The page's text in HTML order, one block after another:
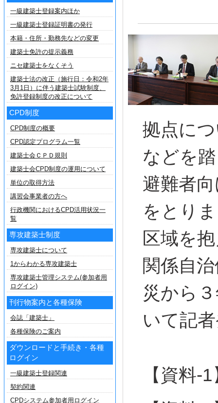
拠点に
などを
避難者
をとり
区域を
関係自
災から
いて記
【資料-
一級建築士登録案内ほか
一級建築士登録証明書の発行
本籍・住所・勤務先などの変更
建築士免許の提示義務
ニセ建築士をなくそう
建築士法の改正（施行日：令和2年
3月1日）に伴う建築士試験制度、
免許登録制度の改正について
CPD制度
CPD制度の概要
CPD認定プログラム一覧
建築士会ＣＰＤ規則
建築士会CPD制度の運用について
単位の取得方法
講習会事業者の方へ
行政機関におけるCPD活用状況一
覧
専攻建築士制度
専攻建築士について
1からわかる専攻建築士
専攻建築士管理システム(参加者用
ログイン)
刊行物案内と各種保険
会誌「建築士」
各種保険のご案内
ダウンロードと手続き・各種
ログイン
一級建築士登録関連
契約関連
CPDシステム参加者用ログイン